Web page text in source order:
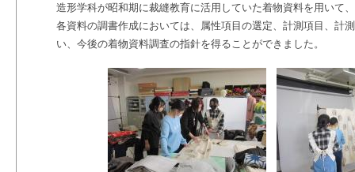
造形学科が昭和期に裁縫教育に活用していた着物資料を用いて
各資料の調書作成においては、属性項目の選定、計測項目、計
い、今後の着物資料調査の指針を得ることができました。